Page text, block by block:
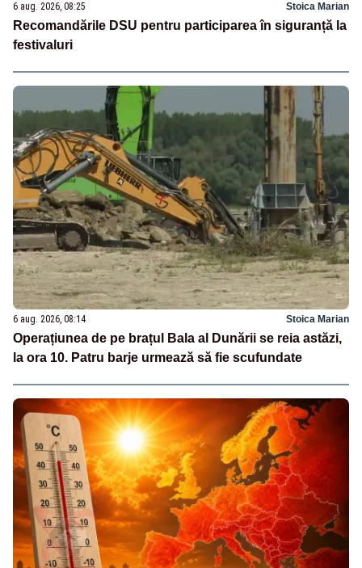
6 aug. 2026, 08:25 Stoica Marian
Recomandările DSU pentru participarea în siguranță la
festivaluri
6 aug. 2026, 08:14 Stoica Marian
Operațiunea de pe brațul Bala al Dunării se reia astăzi,
la ora 10. Patru barje urmează să fie scufundate